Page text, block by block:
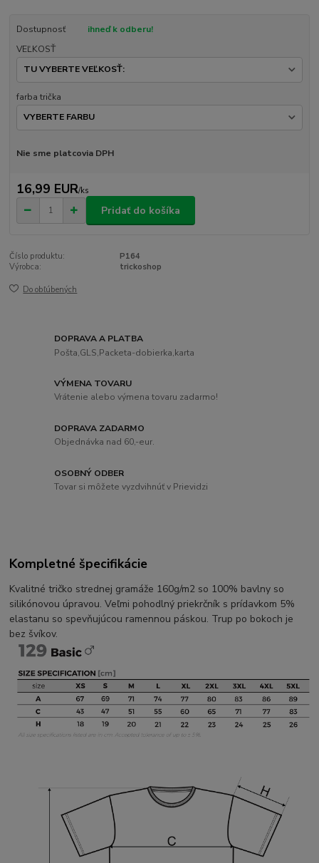
Dostupnosť
ihneď k odberu!
VEĽKOSŤ
farba trička
Nie sme platcovia DPH
16,99 EUR/ks
Pridať do košíka
Číslo produktu:
P164
Výrobca:
trickoshop
Do obľúbených
DOPRAVA A PLATBA
Pošta,GLS,Packeta-dobierka,karta
VÝMENA TOVARU
Vrátenie alebo výmena tovaru zadarmo!
DOPRAVA ZADARMO
Objednávka nad 60,-eur.
OSOBNÝ ODBER
Tovar si môžete vyzdvihnúť v Prievidzi
Kompletné špecifikácie
Kvalitné tričko strednej gramáže 160g/m2 so 100% bavlny so
silikónovou úpravou. Veľmi pohodlný priekrčník s prídavkom 5%
elastanu so spevňujúcou ramennou páskou. Trup po bokoch je
bez švíkov.